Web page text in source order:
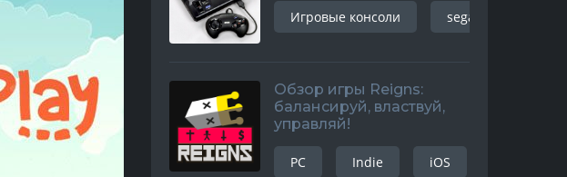
Игровые консоли sega mega drive
Обзор игры Reigns:
балансируй, властвуй,
управляй!
PC Indie iOS